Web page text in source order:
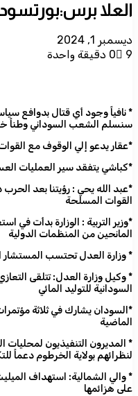
العلا
ديسمبر 1, 2024
0
9 دقيقة واحدة
* نافياً وجود أي قتال بدوافع
سنسلم الشعب السوداني وطناً
*عقار يدعو إلي الوقوف مع
*كباشي يتفقد سير العمليات
*عبد الله يحي : رؤيتنا بعد
القوات المسلحة
*وزير التربية : الوزارة بدأت في
المانحين من المنظمات الدولية
* وزارة العدل تحتسب المستشار
* وكيل وزارة العدل: تتلقى
السودانية للتوليد المائي
*السودان يشارك في ثلاثة
الماضية
* المديرون التنفيذيون لمحليات
لنظرائهم بولاية الخرطوم دعماً
* والي الشمالية: استهداف
على هزائمها